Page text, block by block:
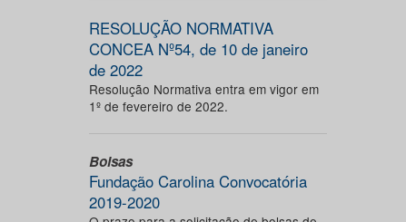
RESOLUÇÃO NORMATIVA
CONCEA Nº54, de 10 de janeiro
de 2022
Resolução Normativa entra em vigor em
1º de fevereiro de 2022.
Bolsas
Fundação Carolina Convocatória
2019-2020